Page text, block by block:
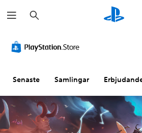
ö
k
Senaste Samlingar